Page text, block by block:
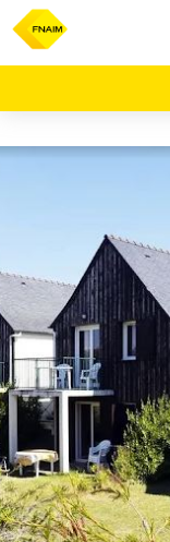
POL
DE
LEON
(29250)